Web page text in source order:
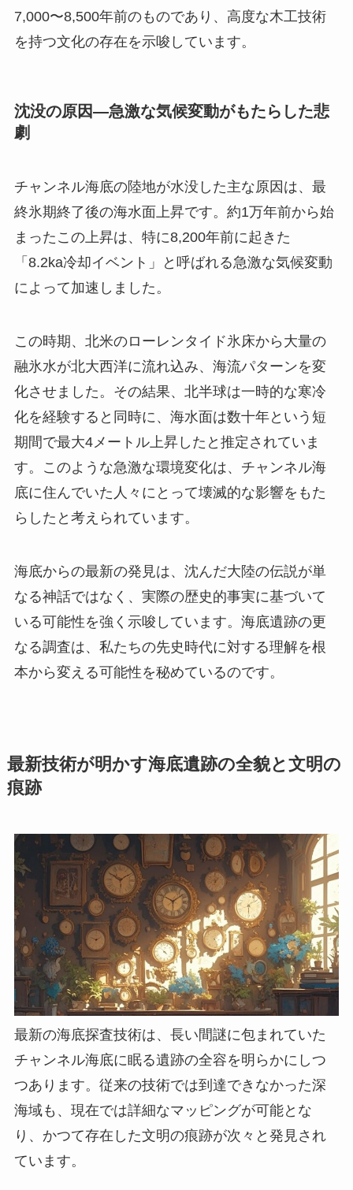
7,000〜8,500年前のものであり、高度な木工技術
を持つ文化の存在を示唆しています。
沈没の原因—急激な気候変動がもたらした悲
劇
チャンネル海底の陸地が水没した主な原因は、最
終氷期終了後の海水面上昇です。約1万年前から始
まったこの上昇は、特に8,200年前に起きた
「8.2ka冷却イベント」と呼ばれる急激な気候変動
によって加速しました。
この時期、北米のローレンタイド氷床から大量の
融氷水が北大西洋に流れ込み、海流パターンを変
化させました。その結果、北半球は一時的な寒冷
化を経験すると同時に、海水面は数十年という短
期間で最大4メートル上昇したと推定されていま
す。このような急激な環境変化は、チャンネル海
底に住んでいた人々にとって壊滅的な影響をもた
らしたと考えられています。
海底からの最新の発見は、沈んだ大陸の伝説が単
なる神話ではなく、実際の歴史的事実に基づいて
いる可能性を強く示唆しています。海底遺跡の更
なる調査は、私たちの先史時代に対する理解を根
本から変える可能性を秘めているのです。
最新技術が明かす海底遺跡の全貌と文明の
痕跡
最新の海底探査技術は、長い間謎に包まれていた
チャンネル海底に眠る遺跡の全容を明らかにしつ
つあります。従来の技術では到達できなかった深
海域も、現在では詳細なマッピングが可能とな
り、かつて存在した文明の痕跡が次々と発見され
ています。